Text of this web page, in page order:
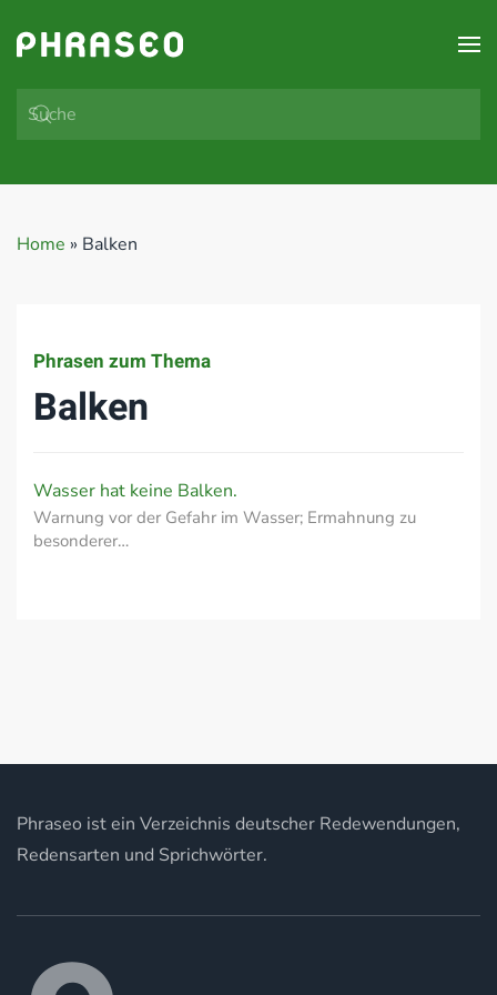
Zum Hauptinhalt springen
Home » Balken
Phrasen zum Thema
Balken
Wasser hat keine Balken.
Warnung vor der Gefahr im Wasser; Ermahnung zu
besonderer…
Phraseo ist ein Verzeichnis deutscher Redewendungen,
Redensarten und Sprichwörter.